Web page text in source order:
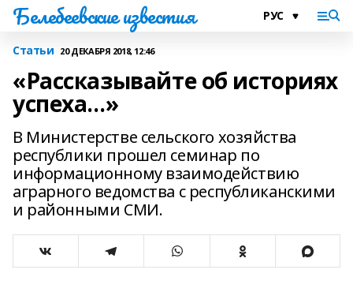
Белебеевские известия
Статьи 20 ДЕКАБРЯ 2018, 12:46
«Рассказывайте об историях
успеха…»
В Министерстве сельского хозяйства
республики прошел семинар по
информационному взаимодействию
аграрного ведомства с республиканскими
и районными СМИ.